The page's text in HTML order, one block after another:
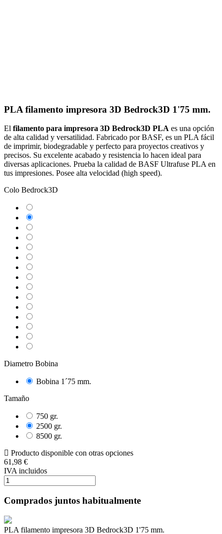
PLA filamento impresora 3D Bedrock3D 1'75 mm.
El filamento para impresora 3D Bedrock3D PLA es una opción
de alta calidad y versatilidad. Fabricado por BASF, es un PLA fácil
de imprimir, biodegradable y perfecto para proyectos creativos y
precisos. Su excelente acabado y resistencia lo hacen ideal para
diversas aplicaciones. Prueba la calidad de BASF Ultrafuse PLA en
tus impresiones. Posee alta velocidad (high speed).
Colo Bedrock3D
Diametro Bobina
Bobina 1´75 mm.
Tamaño
750 gr.
2500 gr.
8500 gr.
Producto disponible con otras opciones
61,98 €
IVA incluidos
Comprados juntos habitualmente
PLA filamento impresora 3D Bedrock3D 1'75 mm.